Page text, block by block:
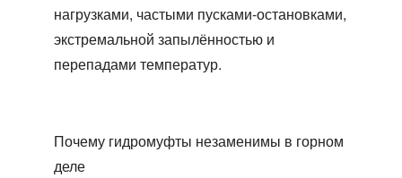
нагрузками, частыми пусками-остановками,
экстремальной запылённостью и
перепадами температур.
Почему гидромуфты незаменимы в горном
деле